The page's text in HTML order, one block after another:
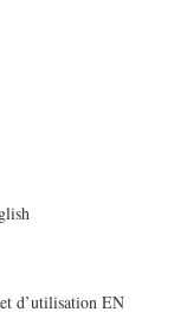
d’utilisation EN